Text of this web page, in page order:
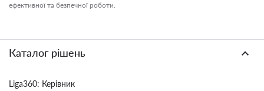
ефективної та безпечної роботи.
Каталог рішень
Liga360: Керівник